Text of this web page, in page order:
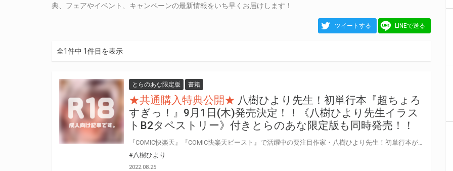
典、フェアやイベント、キャンペーンの最新情報をいち早くお届けします！
ツイートする LINEで送る
全1件中 1件目を表示
とらのあな限定版 書籍
★共通購入特典公開★ 八樹ひより先生！初単行本『超ちょろ
すぎっ！』9月1日(木)発売決定！！《八樹ひより先生イラス
トB2タペストリー》付きとらのあな限定版も同時発売！！
#八樹ひより
2022.08.25